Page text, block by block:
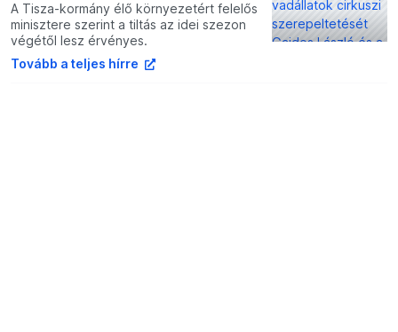
A Tisza-kormány élő környezetért felelős
minisztere szerint a tiltás az idei szezon
végétől lesz érvényes.
Tovább a teljes hírre